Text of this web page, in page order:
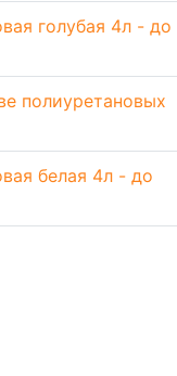
голубая 4л - до
полиуретановых
белая 4л - до